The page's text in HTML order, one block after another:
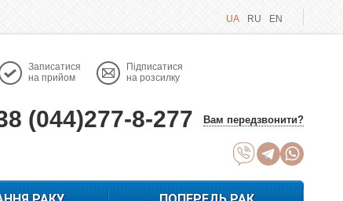
UA RU EN
Записатися
на прийом
Підписатися
на розсилку
(044)277-8-277 Вам передзвонити?